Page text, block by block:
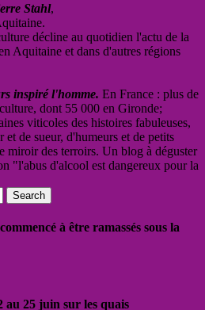
Stahl,
décline au quotidien l'actu de la
Aquitaine et dans d'autres régions
inspiré l'homme. En France : plus de
dont 55 000 en Gironde;
viticoles des histoires fabuleuses,
et de sueur, d'humeurs et de petits
miroir des terroirs. Un blog à déguster
"l'abus d'alcool est dangereux pour la
à être ramassés sous la
au 25 juin sur les quais